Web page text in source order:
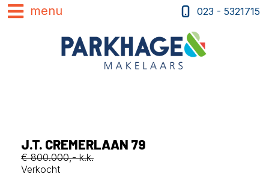
023 - 5321715
J.T. CREMERLAAN 79
€ 800.000,- k.k.
Verkocht